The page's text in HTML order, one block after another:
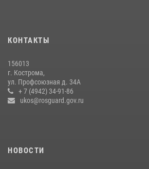
в ВУЗах Росгвардии
Более пятидесяти поступивших сигналов
росгвардейцы за прошедшую неделю
27 июля 2026, 09:53
КОНТАКТЫ
156013
г. Кострома,
ул. Профсоюзная д. 34А
+ 7 (4942) 34-91-86
ukos@rosguard.gov.ru
НОВОСТИ